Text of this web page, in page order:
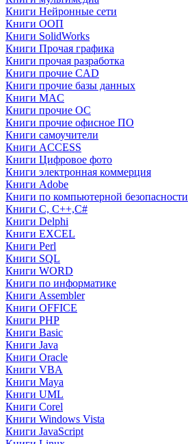
Книги Нейронные сети
Книги ООП
Книги SolidWorks
Книги Прочая графика
Книги прочая разработка
Книги прочие CAD
Книги прочие базы данных
Книги MAC
Книги прочие ОС
Книги прочие офисное ПО
Книги самоучители
Книги ACCESS
Книги Цифровое фото
Книги электронная коммерция
Книги Adobe
Книги по компьютерной безопасности
Книги C, C++,С#
Книги Delphi
Книги EXCEL
Книги Perl
Книги SQL
Книги WORD
Книги по информатике
Книги Assembler
Книги OFFICE
Книги PHP
Книги Basic
Книги Java
Книги Oracle
Книги VBA
Книги Maya
Книги UML
Книги Corel
Книги Windows Vista
Книги JavaScript